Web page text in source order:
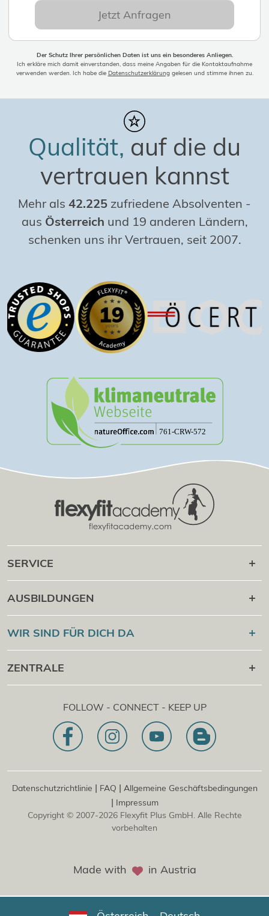
Jetzt Anfragen
Der Schutz Ihrer persönlichen Daten ist uns ein besonderes Anliegen.
Ich erkläre mich damit einverstanden, dass meine Angaben für die Kontaktaufnahme
verwenden werden. Ich habe die Datenschutzerklärunggelesen und stimme ihnen zu.
Qualität, auf die du
vertrauen kannst
Mehr als 42.225 zufriedene Absolventen -
aus Österreich und 19 anderen Ländern,
schenken uns ihr Vertrauen, seit 2007.
SERVICE
Karriere danach
Online Campus
Cert Check
AUSBILDUNGEN
Flexyfit
Sport Academy
Flexyfit Massage Academy
Flexyfit®Beauty Academy
WIR SIND FÜR DICH DA
+43 1 997 27 38
[email protected]
Beratungs- & Onlineanfrage
Unser Leitbild
ZENTRALE
1030 | Österreich
Dietrichgasse 27 E.EG2
Zweigstelle | DE
Konrad-Zuse-Platz 8
FOLLOW - CONNECT - KEEP UP
Datenschutzrichtlinie | FAQ | Allgemeine Geschäftsbedingungen
| Impressum
Copyright © 2007-2026 Flexyfit Plus GmbH. Alle Rechte
vorbehalten
Made with in Austria